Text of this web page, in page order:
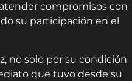
compromisos con
su participación en el
no solo por su condición
que tuvo desde su